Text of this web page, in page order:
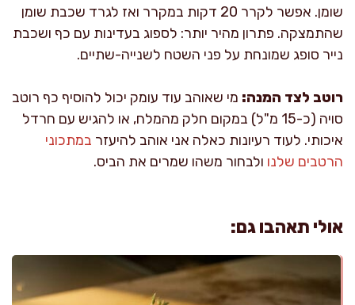
שומן. אפשר לקרר 20 דקות במקרר ואז לגרד שכבת שומן
שהתמצקה. פתרון מהיר יותר: לספוג בעדינות עם כף ושכבת
נייר סופג שמונחת על פני השטח לשנייה-שתיים.
רוטב לצד המנה: מי שאוהב עוד עומק יכול להוסיף כף רוטב
סויה (כ-15 מ"ל) במקום חלק מהמלח, או להגיש עם חרדל
איכותי. לעוד רעיונות כאלה אני אוהב להיעזר במתכוני
הרטבים שלנו ולבחור משהו שמרים את הביס.
אולי תאהבו גם: